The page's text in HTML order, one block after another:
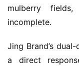
mulberry
incomplete.
Jing Brand’s
a direct